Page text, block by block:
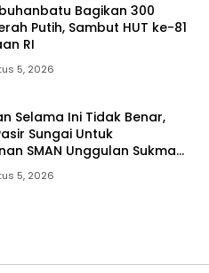
Bagikan 300
Putih, Sambut HUT ke-81
RI
5, 2026
Selama Ini Tidak Benar,
Sungai Untuk
SMAN Unggulan Sukma
5, 2026